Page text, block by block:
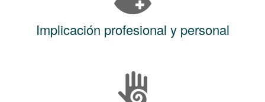
Implicación profesional y personal